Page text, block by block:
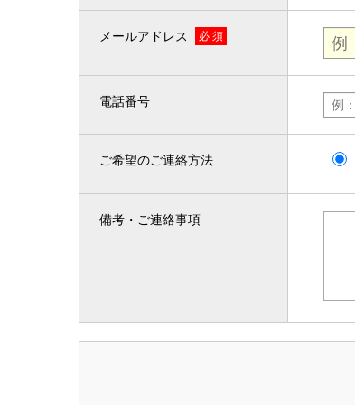
メールアドレス 必 須
電話番号
ご希望のご連絡方法
備考・ご連絡事項